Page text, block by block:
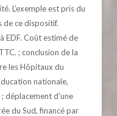
L’exemple est pris du
de ce dispositif.
EDF. Coût estimé de
; conclusion de la
les Hôpitaux du
nationale,
déplacement d’une
du Sud, financé par